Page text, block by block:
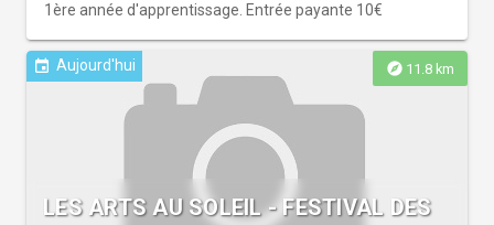
1ère année d'apprentissage. Entrée payante 10€
explore 11.8 km
event Aujourd'hui
LES ARTS AU SOLEIL - FESTIVAL DES